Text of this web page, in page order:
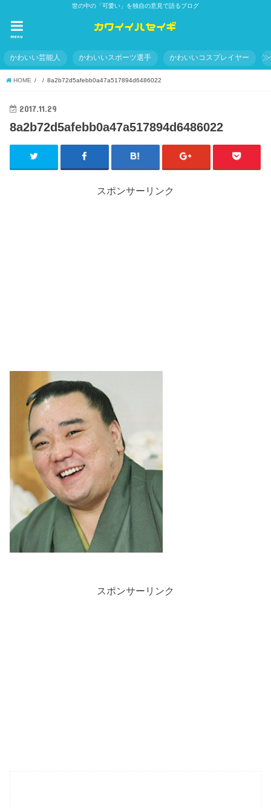
世の中の「可愛い」を独自の意見で語るブログ
menu
かわいい芸能人 かわいいスポーツ選手 かわいいコスプレイヤー
HOME 8a2b72d5afebb0a47a517894d6486022
2017.11.29
8a2b72d5afebb0a47a517894d6486022
スポンサーリンク
スポンサーリンク